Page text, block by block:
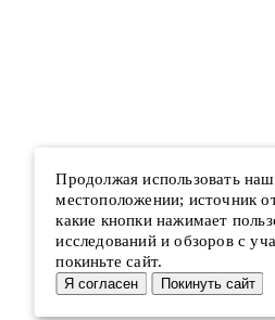
Продолжая использовать
местоположении; источник
какие кнопки нажимает
исследований и обзоров с
покиньте сайт.
Я согласен Покинуть сайт